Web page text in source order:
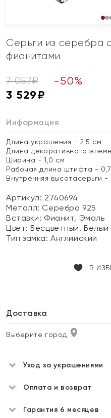
Серьги из серебра
фианитами
7 057₽ -50%
3 529₽
Информация
Длина украшения - 2,5 см
Длина декоративного
Ширина - 1,0 см
Рабочая длина штифта -
Внутренняя высотасерьги -
Артикул: 2740694
Металл: Серебро 925
Вставки: Фианит, Эмаль
Цвет:Бесцветный, Белый
Тип замка:Английский
В
Доставка
Выберите город
Уход за украшениями
Оплата и возврат
Гарантия 6 месяцев